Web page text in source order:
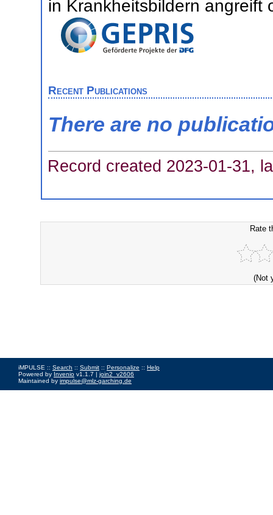
in Krankheitsbildern angreift
Recent Publications
There are no
Record created 2023-01-31,
Rate
(Not
iMPULSE :: Search :: Submit :: Personalize :: Help
Powered by Invenio v1.1.7 | join2_v2606
Maintained by impulse@mlz-garching.de